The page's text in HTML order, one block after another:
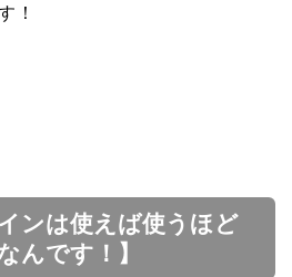
！
ンは使えば使うほど
んです！】